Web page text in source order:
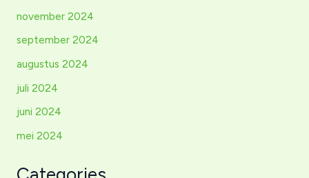
november 2024
september 2024
augustus 2024
juli 2024
juni 2024
mei 2024